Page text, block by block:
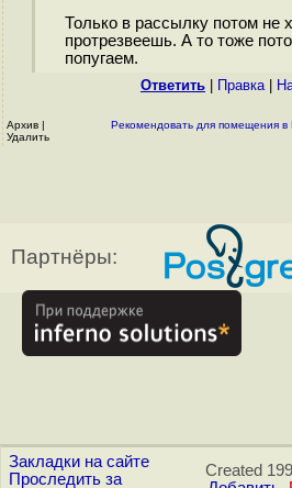
Только в рассылку потом не
протрезвеешь. А то тоже
попугаем.
Ответить Правка|
Архив |
Удалить
Рекомендовать для помещения в
Партнёры:
Закладки на сайте
Проследить за
Created